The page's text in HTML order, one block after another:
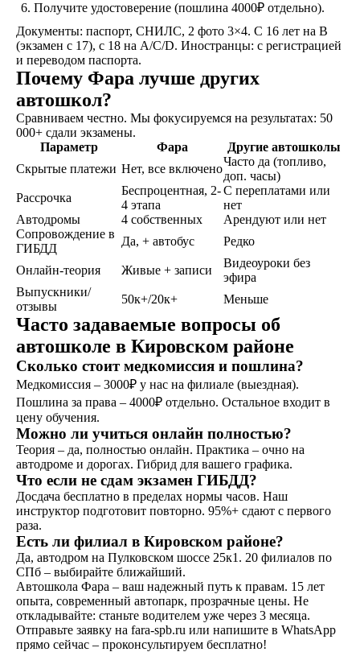
Получите удостоверение (пошлина 4000₽ отдельно).
Документы: паспорт, СНИЛС, 2 фото 3×4. С 16 лет на B
(экзамен с 17), с 18 на A/C/D. Иностранцы: с регистрацией
и переводом паспорта.
Почему Фара лучше других
автошкол?
Сравниваем честно. Мы фокусируемся на результатах: 50
000+ сдали экзамены.
Параметр
Фара
Другие автошколы
Скрытые платежи Нет, все включено
Часто да (топливо,
доп. часы)
Рассрочка
Беспроцентная, 2-
4 этапа
С переплатами или
нет
Автодромы
4 собственных
Арендуют или нет
Сопровождение в
ГИБДД
Да, + автобус Редко
Онлайн-теория Живые + записи
Видеоуроки без
эфира
Выпускники/
отзывы
50к+/20к+ Меньше
Часто задаваемые вопросы об
автошколе в Кировском районе
Сколько стоит медкомиссия и пошлина?
Медкомиссия – 3000₽ у нас на филиале (выездная).
Пошлина за права – 4000₽ отдельно. Остальное входит в
цену обучения.
Можно ли учиться онлайн полностью?
Теория – да, полностью онлайн. Практика – очно на
автодроме и дорогах. Гибрид для вашего графика.
Что если не сдам экзамен ГИБДД?
Досдача бесплатно в пределах нормы часов. Наш
инструктор подготовит повторно. 95%+ сдают с первого
раза.
Есть ли филиал в Кировском районе?
Да, автодром на Пулковском шоссе 25к1. 20 филиалов по
СПб – выбирайте ближайший.
Автошкола Фара – ваш надежный путь к правам. 15 лет
опыта, современный автопарк, прозрачные цены. Не
откладывайте: станьте водителем уже через 3 месяца.
Отправьте заявку на fara-spb.ru или напишите в WhatsApp
прямо сейчас – проконсультируем бесплатно!
В сопровождении
наших представителей,
сдаете экзамены в ГАИ
и получаете
водительское
удостоверение
Удостоверение
Сдаете внутренние
экзамены в автошколе
и получаете
свидетельство
об окончании
Экзамен
не любишь звонки?
Просто напиши!